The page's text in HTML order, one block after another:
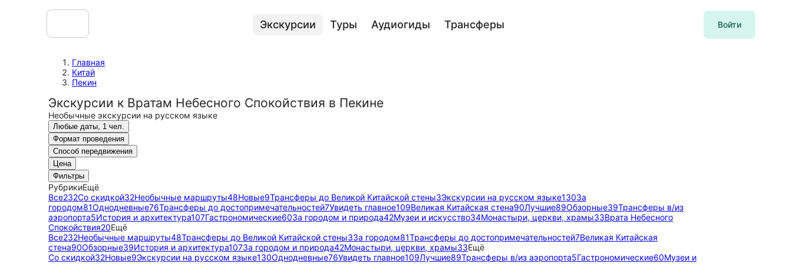
Экскурсии Туры Аудиогиды Трансферы Войти
Главная
Китай
Пекин
Экскурсии к Вратам Небесного Спокойствия в Пекине
Необычные экскурсии на русском языке
Любые даты, 1 чел.
Формат проведения
Способ передвижения
Цена
Фильтры
РубрикиЕщё
Все232Со скидкой32Необычные маршруты48Новые9Трансферы до Великой Китайской стены3Экскурсии на русском языке130За
городом81Однодневные76Трансферы до достопримечательностей7Увидеть главное109Великая Китайская стена90Лучшие89Обзорные39Трансферы в/из
аэропорта5История и архитектура107Гастрономические60За городом и природа42Музеи и искусство34Монастыри, церкви, храмы33Врата Небесного
Спокойствия20Ещё
Все232Необычные маршруты48Трансферы до Великой Китайской стены3За городом81Трансферы до достопримечательностей7Великая Китайская
стена90Обзорные39История и архитектура107За городом и природа42Монастыри, церкви, храмы33Ещё
Со скидкой32Новые9Экскурсии на русском языке130Однодневные76Увидеть главное109Лучшие89Трансферы в/из аэропорта5Гастрономические60Музеи и